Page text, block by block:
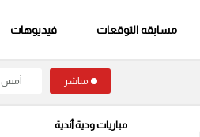
مسابقه التوقعات فيديوهات
مباشر أمس
مباريات ودية أندية